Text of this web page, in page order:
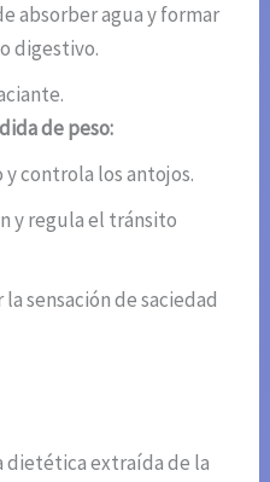
absorber agua y formar
digestivo.
de peso:
controla los antojos.
y regula el tránsito
sensación de saciedad
dietética extraída de la